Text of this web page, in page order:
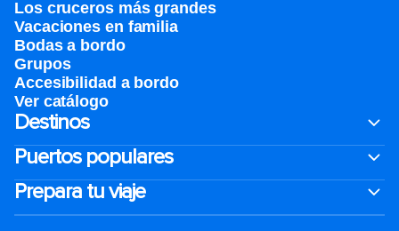
Los cruceros más grandes
Vacaciones en familia
Bodas a bordo
Grupos
Accesibilidad a bordo
Ver catálogo
Destinos
Puertos populares
Prepara tu viaje